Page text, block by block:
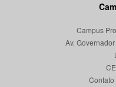
Campus
Av.